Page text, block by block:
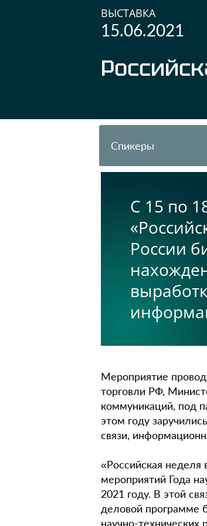
ВЫСТАВКА
15.06.2021
Спикеры
С 15 по
России
Мероприятие
торговли РФ,
коммуникаций, под
этом году
связи,
«Российская неделя
мероприятий Года
2021 году. В этой
деловой программе
научно-технических